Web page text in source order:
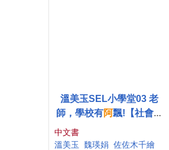
溫美玉SEL小學堂03 老
師，學校有阿飄!【社會情
緒學習：讓好奇心引領孩
子探索世界!小學生故事
中文書
溫美玉
魏瑛娟 佐佐木千繪